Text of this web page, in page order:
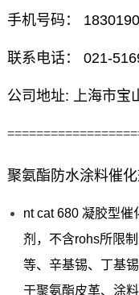
手机号码：
联系电话： 021-
公司地址: 上海市宝
聚氨酯防水涂料催
nt cat 680 凝胶型
剂，不含rohs所限
等、辛基锡、丁基
于聚氨酯皮革、涂